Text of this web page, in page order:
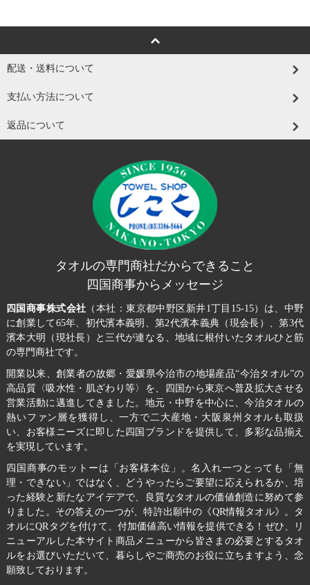
配送・送料について
支払い方法について
返品について
タオルの専門商社だからできること
四国商事からメッセージ
四国商事株式会社 （本社：東京都中野区新井1丁目15-15）は、中野
に創業して65年、初代濱本義明、第2代濱本義典（現会長）、第3代
濱本大明（現社長）と三代が連なる、地域に根付いたタオルひと筋
の専門商社です。
開業以来、創業者の故郷・愛媛県今治市の地場産品“今治タオル”の
高品質〈吸水性・肌ざわり等〉を、四国から東京へ普及拡大させる
営業活動に邁進してきました。地元・中野を中心に、今治タオルの
熱いファン層を獲得し、一方で二大産地・大阪泉州タオルも取扱
い、お客様ニーズに即した四国ブランドを提供して、多彩な品揃え
を実現しています。
四国商事のモットーは「お客様本位」。名入れ一つとっても「無
理・できない」ではなく、どうやったらご要望に応えられるか、培
った経験と新たなアイデアで、良質なタオルの価値創造に努めて参
りました。その答えの一つが、特許出願中の《QR情報タオル》。タ
オルにQRタグを付けて、付加価値高い情報を提供できる！ぜひ、リ
ニューアルした本サイト商品メニューから皆さまの必要とするタオ
ルをお選びいただいて、暮らしやご商売のお役に立ちますよう、念
願致しております。